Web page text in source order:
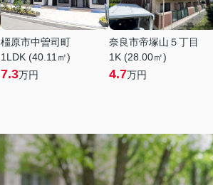
橿原市中曽司町
1LDK (40.11㎡)
7.3万円
奈良市帝塚山５丁目
1K (28.00㎡)
4.7万円